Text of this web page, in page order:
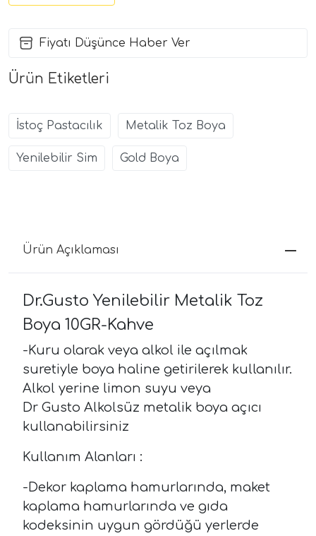
Fiyatı Düşünce Haber Ver
Ürün Etiketleri
İstoç Pastacılık Metalik Toz Boya
Yenilebilir Sim Gold Boya
Ürün Açıklaması
Dr.Gusto Yenilebilir Metalik Toz
Boya 10GR-Kahve
-Kuru olarak veya alkol ile açılmak
suretiyle boya haline getirilerek kullanılır.
Alkol yerine limon suyu veya
Dr Gusto Alkolsüz metalik boya açıcı
kullanabilirsiniz
Kullanım Alanları :
-Dekor kaplama hamurlarında, maket
kaplama hamurlarında ve gıda
kodeksinin uygun gördüğü yerlerde